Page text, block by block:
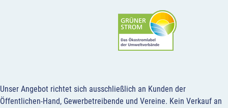
Unser Angebot richtet sich ausschließlich an Kunden der
Öffentlichen-Hand, Gewerbetreibende und Vereine. Kein Verkauf an